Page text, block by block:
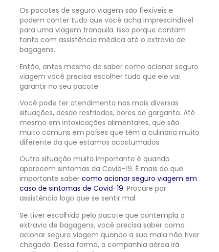
Os pacotes de seguro viagem são flexíveis e
podem conter tudo que você acha imprescindível
para uma viagem tranquila. Isso porque contam
tanto com assistência médica até o extravio de
bagagens.
Então, antes mesmo de saber como acionar seguro
viagem você precisa escolher tudo que ele vai
garantir no seu pacote.
Você pode ter atendimento nas mais diversas
situações, desde resfriados, dores de garganta. Até
mesmo em intoxicações alimentares, que são
muito comuns em países que têm a culinária muito
diferente da que estamos acostumados.
Outra situação muito importante é quando
aparecem sintomas da Covid-19. É mais do que
importante saber como acionar seguro viagem em
caso de sintomas de Covid-19. Procure por
assistência logo que se sentir mal.
Se tiver escolhido pelo pacote que contempla o
extravio de bagagens, você precisa saber como
acionar seguro viagem quando a sua mala não tiver
chegado. Dessa forma, a companhia aérea irá